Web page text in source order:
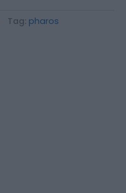
Tag: pharos